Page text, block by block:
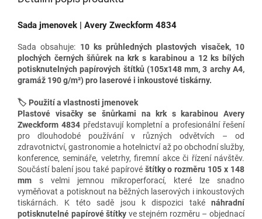
Sada jmenovek | Avery Zweckform 4834
Sada obsahuje: 10 ks průhledných plastových visaček, 10
plochých černých šňůrek na krk s karabinoua 12 ks bílých
potisknutelných papírových štítků (105x148 mm, 3 archy A4,
gramáž 190g/m²) pro laserové i inkoustové tiskárny.
🏷️ Použití a vlastnosti jmenovek
Plastové visačky se šnůrkami na krk s karabinou Avery
Zweckform 4834 představují kompletní a profesionální řešení
pro dlouhodobé používání v různých odvětvích – od
zdravotnictví, gastronomie a hotelnictví až po obchodní služby,
konference, semináře, veletrhy, firemní akce či řízení návštěv.
Součástí balení jsou také papírové štítky o rozměru 105 x 148
mm s velmi jemnou mikroperforací, které lze snadno
vyměňovat a potisknout na běžných laserových i inkoustových
tiskárnách. K této sadě jsou k dispozici také náhradní
potisknutelné papírové štítky ve stejném rozměru – objednací